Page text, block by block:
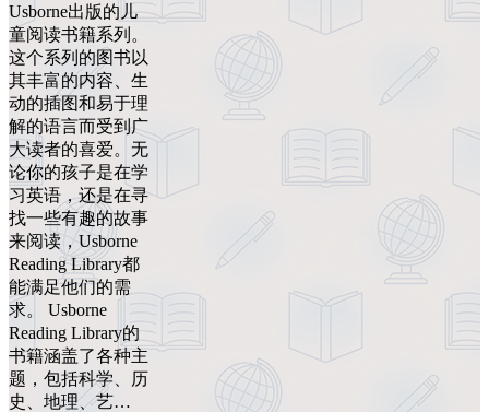
Usborne出版的儿
童阅读书籍系列。
这个系列的图书以
其丰富的内容、生
动的插图和易于理
解的语言而受到广
大读者的喜爱。无
论你的孩子是在学
习英语，还是在寻
找一些有趣的故事
来阅读，Usborne
Reading Library都
能满足他们的需
求。 Usborne
Reading Library的
书籍涵盖了各种主
题，包括科学、历
史、地理、艺…